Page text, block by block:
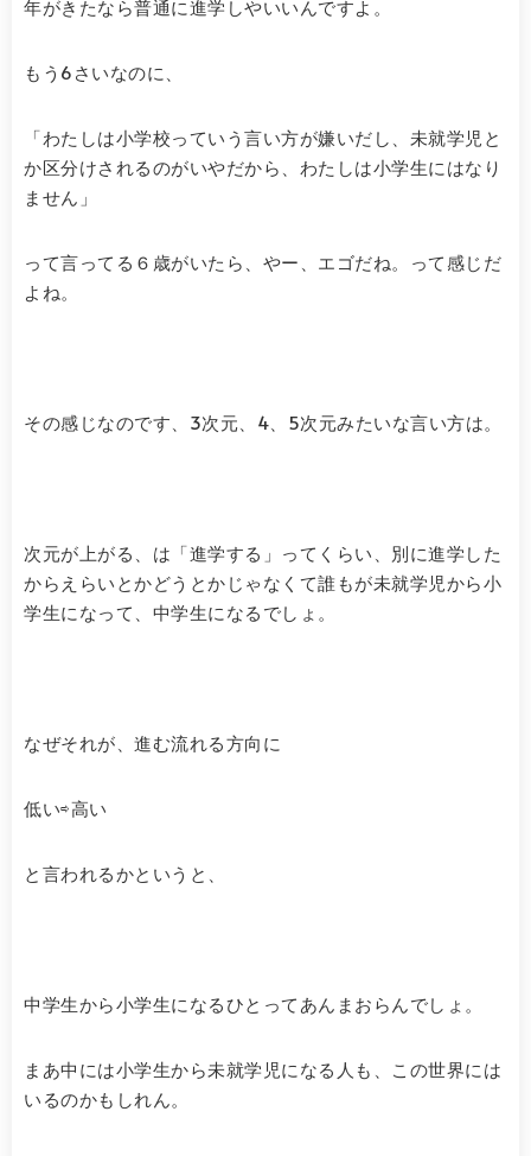
年がきたなら普通に進学しやいいんですよ。
もう6さいなのに、
「わたしは小学校っていう言い方が嫌いだし、未就学児と
か区分けされるのがいやだから、わたしは小学生にはなり
ません」
って言ってる６歳がいたら、やー、エゴだね。って感じだ
よね。
その感じなのです、3次元、4、5次元みたいな言い方は。
次元が上がる、は「進学する」ってくらい、別に進学した
からえらいとかどうとかじゃなくて誰もが未就学児から小
学生になって、中学生になるでしょ。
なぜそれが、進む流れる方向に
低い⇨高い
と言われるかというと、
中学生から小学生になるひとってあんまおらんでしょ。
まあ中には小学生から未就学児になる人も、この世界には
いるのかもしれん。